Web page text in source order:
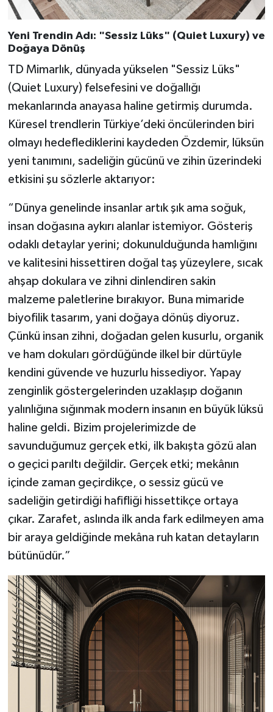
Yeni Trendin Adı: "Sessiz Lüks" (Quiet Luxury) ve
Doğaya Dönüş
TD Mimarlık, dünyada yükselen "Sessiz Lüks"
(Quiet Luxury) felsefesini ve doğallığı
mekanlarında anayasa haline getirmiş durumda.
Küresel trendlerin Türkiye’deki öncülerinden biri
olmayı hedeflediklerini kaydeden Özdemir, lüksün
yeni tanımını, sadeliğin gücünü ve zihin üzerindeki
etkisini şu sözlerle aktarıyor:
“Dünya genelinde insanlar artık şık ama soğuk,
insan doğasına aykırı alanlar istemiyor. Gösteriş
odaklı detaylar yerini; dokunulduğunda hamlığını
ve kalitesini hissettiren doğal taş yüzeylere, sıcak
ahşap dokulara ve zihni dinlendiren sakin
malzeme paletlerine bırakıyor. Buna mimaride
biyofilik tasarım, yani doğaya dönüş diyoruz.
Çünkü insan zihni, doğadan gelen kusurlu, organik
ve ham dokuları gördüğünde ilkel bir dürtüyle
kendini güvende ve huzurlu hissediyor. Yapay
zenginlik göstergelerinden uzaklaşıp doğanın
yalınlığına sığınmak modern insanın en büyük lüksü
haline geldi. Bizim projelerimizde de
savunduğumuz gerçek etki, ilk bakışta gözü alan
o geçici parıltı değildir. Gerçek etki; mekânın
içinde zaman geçirdikçe, o sessiz gücü ve
sadeliğin getirdiği hafifliği hissettikçe ortaya
çıkar. Zarafet, aslında ilk anda fark edilmeyen ama
bir araya geldiğinde mekâna ruh katan detayların
bütünüdür.”